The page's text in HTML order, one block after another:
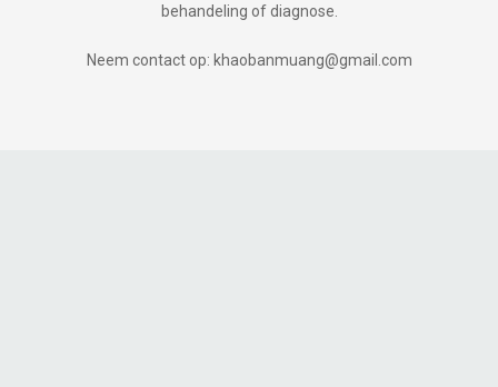
behandeling of diagnose.
Neem contact op: khaobanmuang@gmail.com